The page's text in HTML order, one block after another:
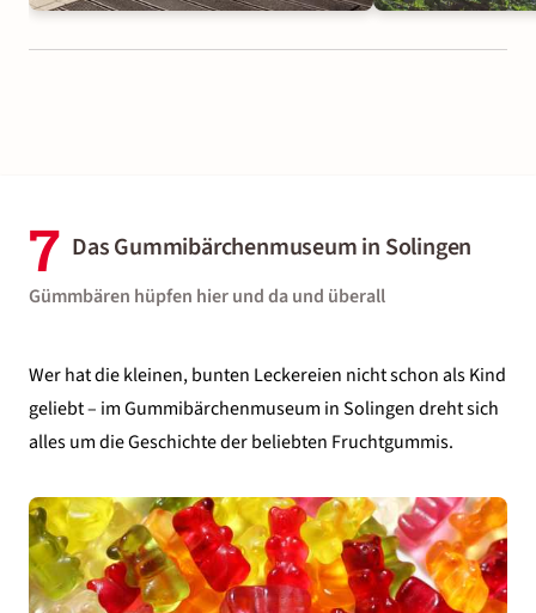
7 Das Gummibärchenmuseum in Solingen
Gümmbären hüpfen hier und da und überall
Wer hat die kleinen, bunten Leckereien nicht schon als Kind
geliebt – im Gummibärchenmuseum in Solingen dreht sich
alles um die Geschichte der beliebten Fruchtgummis.